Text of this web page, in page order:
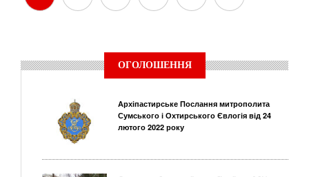
ОГОЛОШЕННЯ
Архіпастирське Послання митрополита
Сумського і Охтирського Євлогія від 24
лютого 2022 року